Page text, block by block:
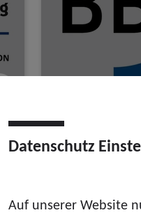
Datenschutz
Auf unserer Website